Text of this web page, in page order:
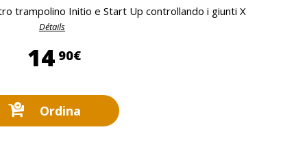
trampolino Initio e Start Up controllando i giunti X
Détails
14 90€14,90 €
Ordina